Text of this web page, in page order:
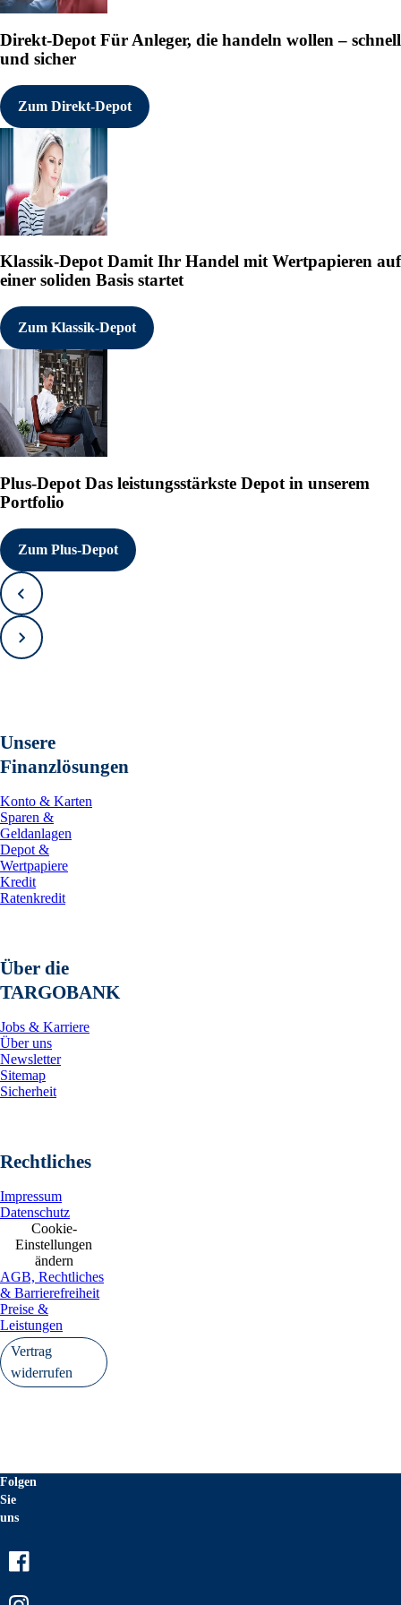
Direkt-Depot Für Anleger, die handeln wollen – schnell
und sicher
Zum Direkt-Depot
Klassik-DepotDamit Ihr Handel mit Wertpapieren auf
einer soliden Basis startet
Zum Klassik-Depot
Plus-Depot Das leistungsstärkste Depot in unserem
Portfolio
Zum Plus-Depot
Zurück
Vorwärts
Unsere
Finanzlösungen
Konto & Karten
Sparen &
Geldanlagen
Depot &
Wertpapiere
Kredit
Ratenkredit
Über die
TARGOBANK
Jobs & Karriere
Über uns
Newsletter
Sitemap
Sicherheit
Rechtliches
Impressum
Datenschutz
Cookie-
Einstellungen
ändern
AGB, Rechtliches
& Barrierefreiheit
Preise &
Leistungen
Vertrag
widerrufen
Folgen
Sie
uns